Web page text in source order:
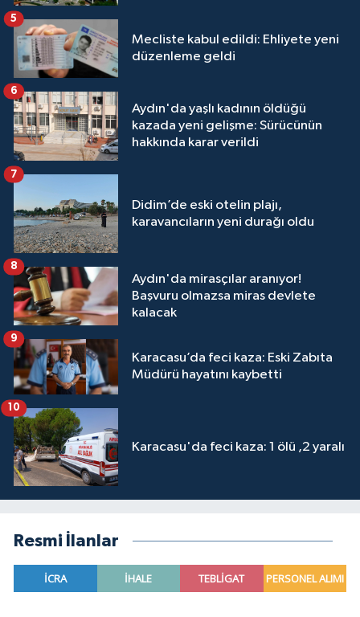
Mecliste kabul edildi: Ehliyete yeni
düzenleme geldi
5
Aydın'da yaşlı kadının öldüğü
kazada yeni gelişme: Sürücünün
hakkında karar verildi
6
Didim’de eski otelin plajı,
karavancıların yeni durağı oldu
7
Aydın'da mirasçılar aranıyor!
Başvuru olmazsa miras devlete
kalacak
8
Karacasu’da feci kaza: Eski Zabıta
Müdürü hayatını kaybetti
9
Karacasu'da feci kaza: 1 ölü ,2 yaralı
10
Resmi İlanlar